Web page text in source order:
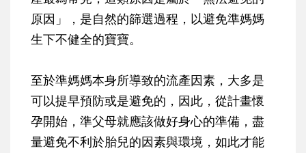
原因」，是自然的篩選過程，以避免準媽媽
生下不健全的寶寶。
至於準媽媽本身所導致的流產因素，大多是
可以提早預防或是避免的，因此，從計畫懷
孕開始，準父母就應該做好身心的準備，盡
量避免不利於胎兒的因素與環境，如此才能